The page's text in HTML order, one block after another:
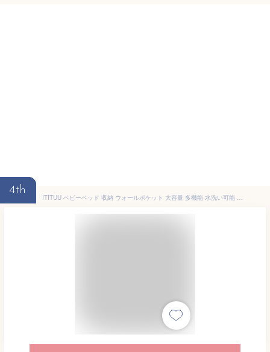
4th
ITITUU ベビーベッド 収納 ウォールポケット 大容量 多機能 水洗い可能 折りたたみ式 多機能吊り袋 ベビー用品収納 旅行 出産準備